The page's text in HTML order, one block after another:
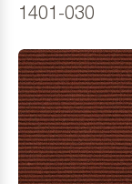
1401-030